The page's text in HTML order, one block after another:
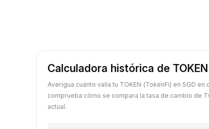
Calculadora histórica de
Averigua cuánto valía tu TOKEN (TokenFi) en SGD
comprueba cómo se compara la tasa de cambio de
actual.